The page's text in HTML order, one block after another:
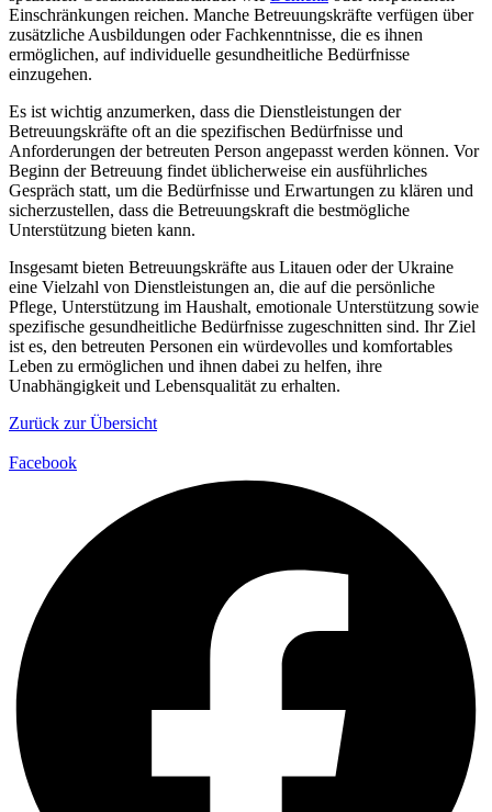
Einschränkungen reichen. Manche Betreuungskräfte verfügen über
zusätzliche Ausbildungen oder Fachkenntnisse, die es ihnen
ermöglichen, auf individuelle gesundheitliche Bedürfnisse
einzugehen.
Es ist wichtig anzumerken, dass die Dienstleistungen der
Betreuungskräfte oft an die spezifischen Bedürfnisse und
Anforderungen der betreuten Person angepasst werden können. Vor
Beginn der Betreuung findet üblicherweise ein ausführliches
Gespräch statt, um die Bedürfnisse und Erwartungen zu klären und
sicherzustellen, dass die Betreuungskraft die bestmögliche
Unterstützung bieten kann.
Insgesamt bieten Betreuungskräfte aus Litauen oder der Ukraine
eine Vielzahl von Dienstleistungen an, die auf die persönliche
Pflege, Unterstützung im Haushalt, emotionale Unterstützung sowie
spezifische gesundheitliche Bedürfnisse zugeschnitten sind. Ihr Ziel
ist es, den betreuten Personen ein würdevolles und komfortables
Leben zu ermöglichen und ihnen dabei zu helfen, ihre
Unabhängigkeit und Lebensqualität zu erhalten.
Zurück zur Übersicht
Facebook